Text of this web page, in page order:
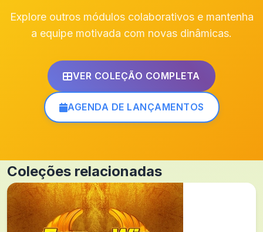
Explore outros módulos colaborativos e mantenha
a equipe motivada com novas dinâmicas.
VER COLEÇÃO COMPLETA
AGENDA DE LANÇAMENTOS
Coleções relacionadas